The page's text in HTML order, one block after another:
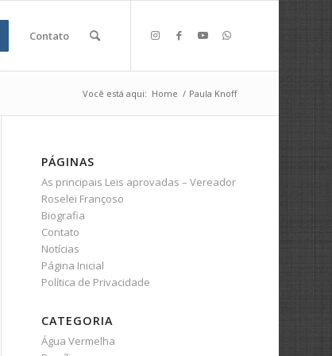
Contato
Você está aqui: Home / Paula Knoff
PÁGINAS
As principais Leis aprovadas – Vereador
Roselei Françoso
Biografia
Contato
Notícias
Página Inicial
Política de Privacidade
CATEGORIA
Água Vermelha